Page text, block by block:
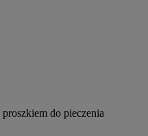
do pieczenia